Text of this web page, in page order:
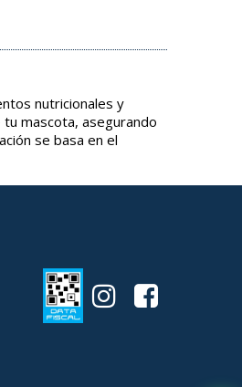
nutricionales y
mascota, asegurando
se basa en el